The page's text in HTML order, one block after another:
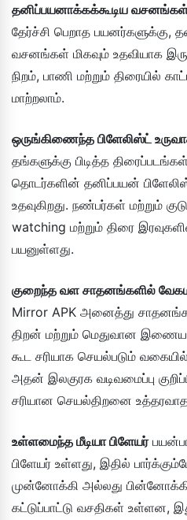
தனிப்பயனாக்கக்கூடிய
தேர்ச்சி பெறாத பயனர்களுக்கு,
வசனங்கள் மிகவும் உதவியாக
நிறம், பாணி மற்றும் திரையில்
மாற்றலாம்.
ஒருங்கிணைந்த பிளேலிஸ்ட்
தங்களுக்கு பிடித்த
தொடர்களின் தனிப்பயன்
உதவுகிறது. நண்பர்கள் மற்றும்
watching மற்றும் திரை
பயனுள்ளது.
குறைந்த வள சாதனங்களில்
Mirror APK அனைத்து
திறன் மற்றும் மெதுவான
கூட சரியாக செயல்படும்
அதன் இலகுரக வடிவமைப்பு
சரியான செயல்திறனை
உள்ளமைந்த மீடியா பிளேயர்
பிளேயர் உள்ளது, இதில்
முன்னோக்கி அல்லது
கட்டுப்பாட்டு வசதிகள் உள்ளன,